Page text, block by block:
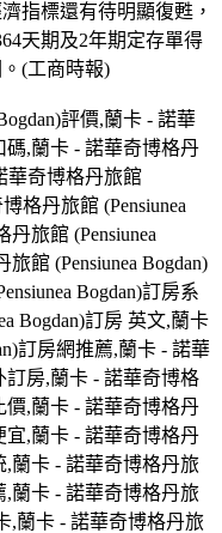
指標還有待明顯復甦，
天期及2年期定存單得
(工商時報)
評價,蘭卡 - 諾華
碼,蘭卡 - 諾華奇博格丹
華奇博格丹旅館
格丹旅館 (Pensiunea
旅館 (Pensiunea
館 (Pensiunea Bogdan)
Bogdan)訂房系
Bogdan)訂房 英文,蘭卡
訂房網推薦,蘭卡 - 諾華
訂房,蘭卡 - 諾華奇博格
價,蘭卡 - 諾華奇博格丹
宜,蘭卡 - 諾華奇博格丹
,蘭卡 - 諾華奇博格丹旅
,蘭卡 - 諾華奇博格丹旅
,蘭卡 - 諾華奇博格丹旅